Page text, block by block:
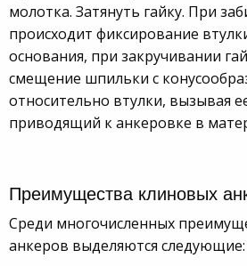
молотка. Затянуть гайку. При
происходит фиксирование
основания, при закручивании
смещение шпильки с
относительно втулки, вызывая
приводящий к анкеровке в
Преимущества клиновых
Среди многочисленных
анкеров выделяются следующие: